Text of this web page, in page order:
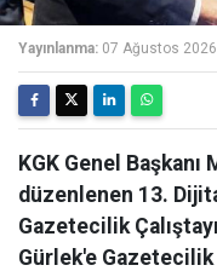
Yayınlanma: 07 Ağustos
KGK Genel
düzenlenen 13.
Gazetecilik
Gürlek'e Gazetecilik